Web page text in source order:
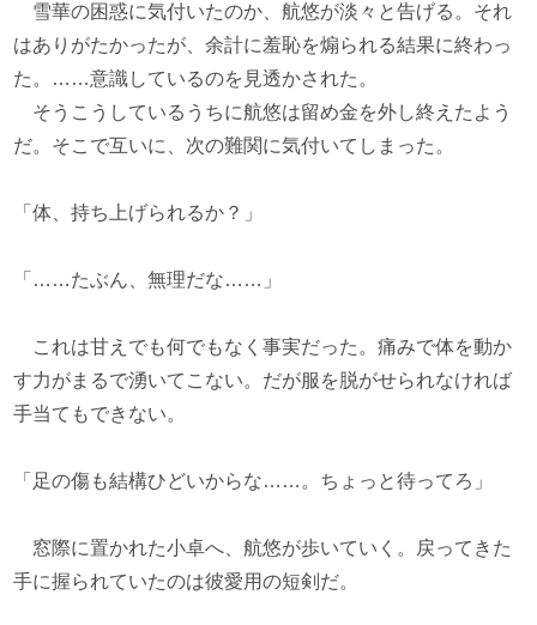
雪華の困惑に気付いたのか、航悠が淡々と告げる。それ
はありがたかったが、余計に羞恥を煽られる結果に終わっ
た。……意識しているのを見透かされた。
そうこうしているうちに航悠は留め金を外し終えたよう
だ。そこで互いに、次の難関に気付いてしまった。
「体、持ち上げられるか？」
「……たぶん、無理だな……」
これは甘えでも何でもなく事実だった。痛みで体を動か
す力がまるで湧いてこない。だが服を脱がせられなければ
手当てもできない。
「足の傷も結構ひどいからな……。ちょっと待ってろ」
窓際に置かれた小卓へ、航悠が歩いていく。戻ってきた
手に握られていたのは彼愛用の短剣だ。